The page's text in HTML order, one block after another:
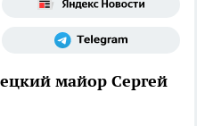
майор Сергей